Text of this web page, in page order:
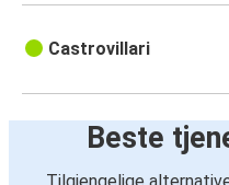
Castrovillari
Beste